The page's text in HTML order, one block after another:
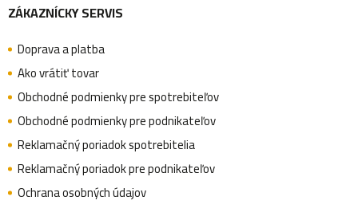
á
p
ä
t
ZÁKAZNÍCKY SERVIS
Doprava a platba
Ako vrátiť tovar
Obchodné podmienky pre spotrebiteľov
Obchodné podmienky pre podnikateľov
Reklamačný poriadok spotrebitelia
Reklamačný poriadok pre podnikateľov
Ochrana osobných údajov